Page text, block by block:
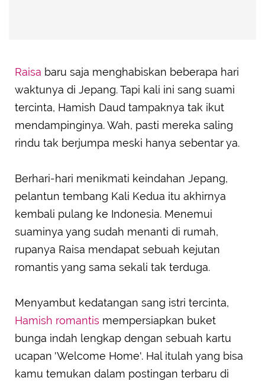
Raisa baru saja menghabiskan beberapa hari
waktunya di Jepang. Tapi kali ini sang suami
tercinta, Hamish Daud tampaknya tak ikut
mendampinginya. Wah, pasti mereka saling
rindu tak berjumpa meski hanya sebentar ya.
Berhari-hari menikmati keindahan Jepang,
pelantun tembang Kali Kedua itu akhirnya
kembali pulang ke Indonesia. Menemui
suaminya yang sudah menanti di rumah,
rupanya Raisa mendapat sebuah kejutan
romantis yang sama sekali tak terduga.
Menyambut kedatangan sang istri tercinta,
Hamish romantis mempersiapkan buket
bunga indah lengkap dengan sebuah kartu
ucapan 'Welcome Home'. Hal itulah yang bisa
kamu temukan dalam postingan terbaru di